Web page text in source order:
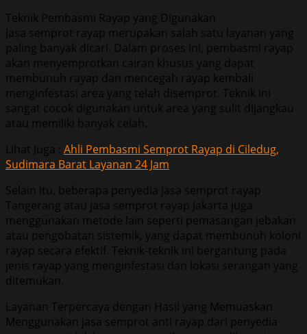
Teknik Pembasmi Rayap yang Digunakan
Jasa semprot rayap merupakan salah satu layanan yang
paling banyak dicari. Dalam proses ini, pembasmi rayap
akan menyemprotkan cairan khusus yang dapat
membunuh rayap dan mencegah rayap kembali
menginfestasi area yang telah disemprot. Teknik ini
sangat cocok digunakan untuk area yang sulit dijangkau
atau memiliki banyak celah.
Lihat Juga : Ahli Pembasmi Semprot Rayap di Ciledug,
Sudimara Barat Layanan 24 Jam
Selain itu, beberapa penyedia jasa semprot rayap
Tangerang atau jasa semprot rayap Jakarta juga
menggunakan metode lain seperti pemasangan jebakan
atau pengobatan sistemik, yang dapat membunuh koloni
rayap secara efektif. Teknik-teknik ini bergantung pada
jenis rayap yang menginfestasi dan lokasi serangan yang
ditemukan.
Layanan Terpercaya dengan Hasil yang Memuaskan
Menggunakan jasa semprot anti rayap dari penyedia